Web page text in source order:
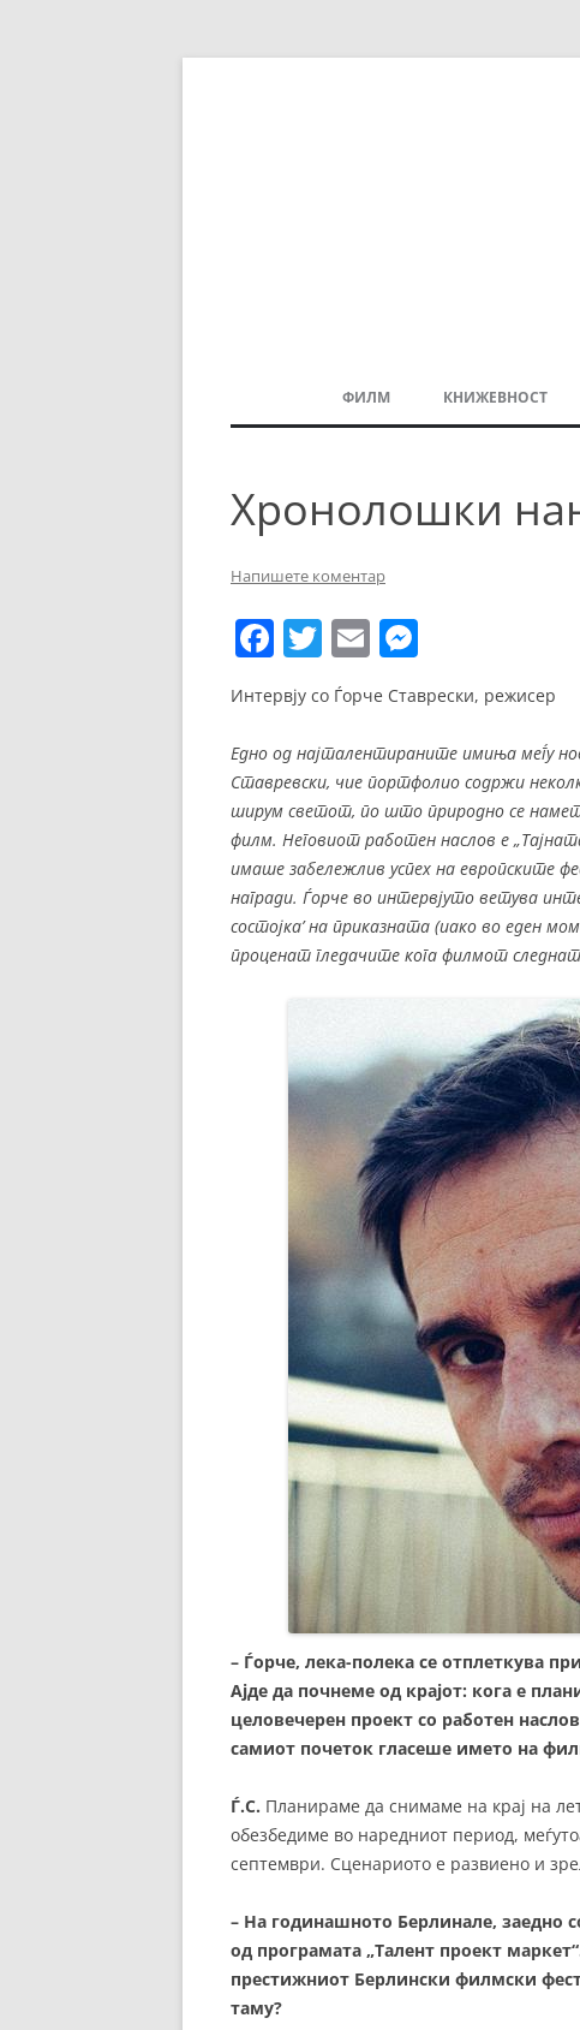
ФИЛМ
ФЕСТИВАЛИ
ФИЛМОПОЛИС
КНИЖЕВНОСТ
Хронолошки
Напишете коментар
F
a
c
e
b
o
o
k
T
w
itt
er
E
m
ai
l
ss
e
n
g
er
Интервју со Ѓорче Ставрески, режисер
Едно од најталентираните имиња меѓу
Ставревски, чие портфолио содржи
ширум светот, по што природно се
филм. Неговиот работен наслов е
имаше забележлив успех на европските
награди. Ѓорче во интервјуто ветува
состојка’ на приказната (иако во еден
проценат гледачите кога филмот
– Ѓорче, лека-полека се отплеткува
Ајде да почнеме од крајот: кога е
целовечерен проект со работен
самиот почеток гласеше името на
Ѓ.С. Планираме да снимаме на крај на
обезбедиме во наредниот период,
септември. Сценариото е развиено и
– На годинашното Берлинале, заедно
од програмата „Талент проект
престижниот Берлински филмски
таму?